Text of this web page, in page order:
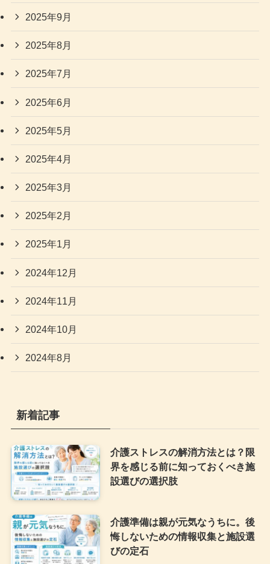
2025年9月
2025年8月
2025年7月
2025年6月
2025年5月
2025年4月
2025年3月
2025年2月
2025年1月
2024年12月
2024年11月
2024年10月
2024年8月
新着記事
介護ストレスの解消方法とは？限
界を感じる前に知っておくべき施
設選びの選択肢
介護準備は親が元気なうちに。後
悔しないための情報収集と施設選
びの定石